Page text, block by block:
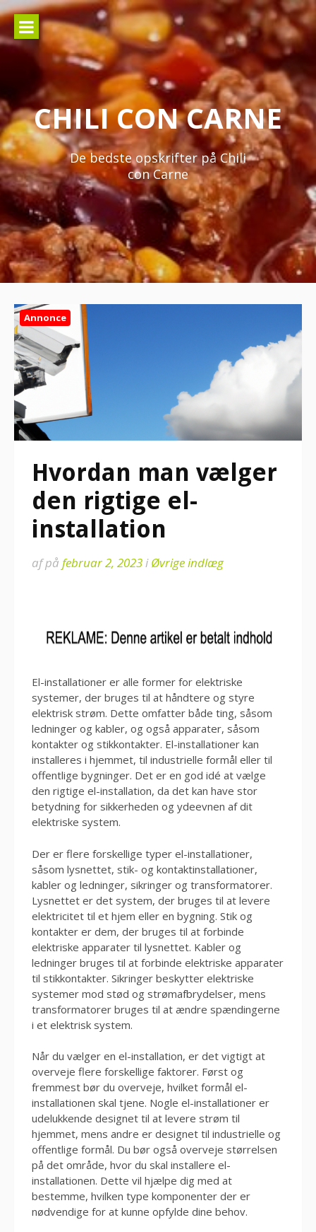
Spring
til
indhold
CHILI CON CARNE
De bedste opskrifter på Chili
con Carne
Annonce
Hvordan man vælger
den rigtige el-
installation
afpå februar 2, 2023iØvrige indlæg
El-installationer er alle former for elektriske
systemer, der bruges til at håndtere og styre
elektrisk strøm. Dette omfatter både ting, såsom
ledninger og kabler, og også apparater, såsom
kontakter og stikkontakter. El-installationer kan
installeres i hjemmet, til industrielle formål eller til
offentlige bygninger. Det er en god idé at vælge
den rigtige el-installation, da det kan have stor
betydning for sikkerheden og ydeevnen af dit
elektriske system.
Der er flere forskellige typer el-installationer,
såsom lysnettet, stik- og kontaktinstallationer,
kabler og ledninger, sikringer og transformatorer.
Lysnettet er det system, der bruges til at levere
elektricitet til et hjem eller en bygning. Stik og
kontakter er dem, der bruges til at forbinde
elektriske apparater til lysnettet. Kabler og
ledninger bruges til at forbinde elektriske apparater
til stikkontakter. Sikringer beskytter elektriske
systemer mod stød og strømafbrydelser, mens
transformatorer bruges til at ændre spændingerne
i et elektrisk system.
Når du vælger en el-installation, er det vigtigt at
overveje flere forskellige faktorer. Først og
fremmest bør du overveje, hvilket formål el-
installationen skal tjene. Nogle el-installationer er
udelukkende designet til at levere strøm til
hjemmet, mens andre er designet til industrielle og
offentlige formål. Du bør også overveje størrelsen
på det område, hvor du skal installere el-
installationen. Dette vil hjælpe dig med at
bestemme, hvilken type komponenter der er
nødvendige for at kunne opfylde dine behov.